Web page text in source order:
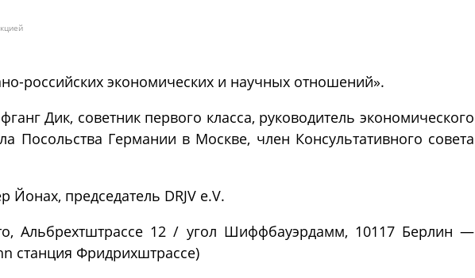
российских экономических и научных отношений».
Дик, советник первого класса, руководитель экономического
Посольства Германии в Москве, член Консультативного совета
Йонах, председатель DRJV e.V.
Альбрехтштрассе 12 / угол Шиффбауэрдамм, 10117 Берлин —
станция Фридрихштрассе)